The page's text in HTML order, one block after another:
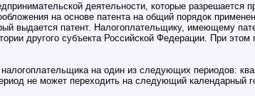
деятельности, которые
на основе патента на общий порядок
выдается патент. Налогоплательщику, имеющему
другого субъекта Российской Федерации. При
на один из следующих периодов:
не может переходить на следующий календарный